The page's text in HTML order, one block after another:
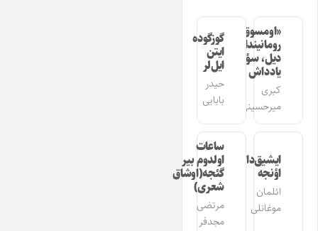
«اومسوق»
رومانیندا
دیل، سؤز،
یادداش
کبری
میرحسینی
گوزگوده
ایتن
ایل‌لر
حیدر
بابایی
ایشیق‌دان
اؤنجه
ائلمان
موغانلی
ساعات
اولدوم بیر
گئجه(اوشاق
شعری)
مرتضی
مجدفر